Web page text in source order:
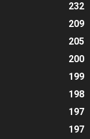
232
209
205
200
199
198
197
197